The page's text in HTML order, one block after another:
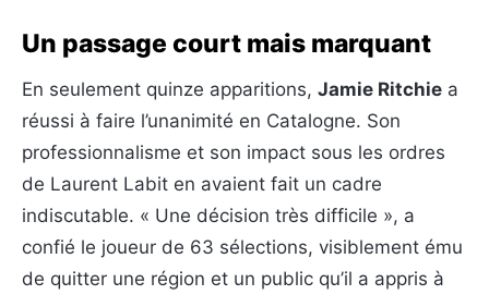
Un passage court mais marquant
En seulement quinze apparitions, Jamie Ritchie a
réussi à faire l’unanimité en Catalogne. Son
professionnalisme et son impact sous les ordres
de Laurent Labit en avaient fait un cadre
indiscutable. « Une décision très difficile », a
confié le joueur de 63 sélections, visiblement ému
de quitter une région et un public qu’il a appris à